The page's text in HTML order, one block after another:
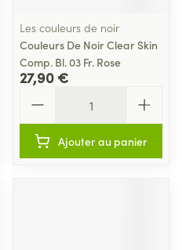
Les couleurs de noir
Couleurs De Noir Clear Skin
Comp. Bl. 03 Fr. Rose
27,90 €
Ajouter au panier